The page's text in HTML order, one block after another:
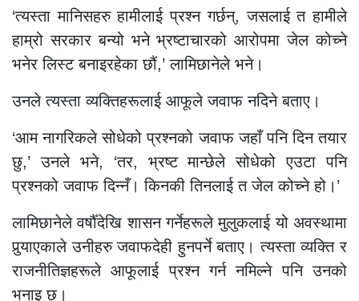
‘त्यस्ता मानिसहरु हामीलाई प्रश्न गर्छन्, जसलाई त हामीले
हाम्रो सरकार बन्यो भने भ्रष्टाचारको आरोपमा जेल कोच्ने
भनेर लिस्ट बनाइरहेका छौं,’ लामिछानेले भने।
उनले त्यस्ता व्यक्तिहरूलाई आफूले जवाफ नदिने बताए।
‘आम नागरिकले सोधेको प्रश्नको जवाफ जहाँ पनि दिन तयार
छु,’ उनले भने, ‘तर, भ्रष्ट मान्छेले सोधेको एउटा पनि
प्रश्नको जवाफ दिन्नँ। किनकी तिनलाई त जेल कोच्ने हो।’
लामिछानेले वर्षौँदेखि शासन गर्नेहरूले मुलुकलाई यो अवस्थामा
पुर्‍याएकाले उनीहरु जवाफदेही हुनपर्ने बताए। त्यस्ता व्यक्ति र
राजनीतिज्ञहरूले आफूलाई प्रश्न गर्न नमिल्ने पनि उनको
भनाइ छ।